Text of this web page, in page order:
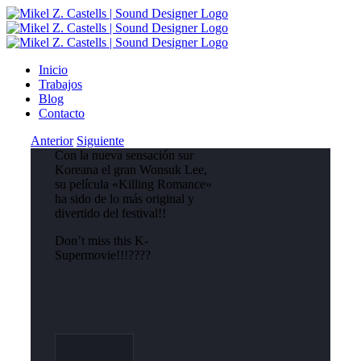
Inicio
Trabajos
Blog
Contacto
Anterior Siguiente
Con la nueva sensación sur
Koreana el gran Wonsuk Lee,
su película «Killing Romance»
ha sido de lo más original y
divertido del festival!!
Don’t miss this K-
Supermovie!!!????